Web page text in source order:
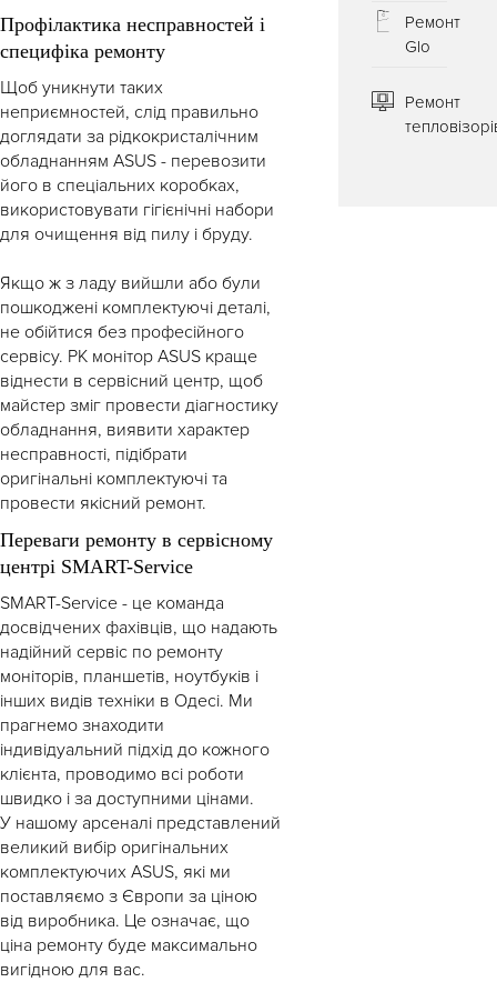
Профілактика несправностей і
специфіка ремонту
Щоб уникнути таких
неприємностей, слід правильно
доглядати за рідкокристалічним
обладнанням ASUS - перевозити
його в спеціальних коробках,
використовувати гігієнічні набори
для очищення від пилу і бруду.
Якщо ж з ладу вийшли або були
пошкоджені комплектуючі деталі,
не обійтися без професійного
сервісу. РК монітор ASUS краще
віднести в сервісний центр, щоб
майстер зміг провести діагностику
обладнання, виявити характер
несправності, підібрати
оригінальні комплектуючі та
провести якісний ремонт.
Переваги ремонту в сервісному
центрі SMART-Service
SMART-Service - це команда
досвідчених фахівців, що надають
надійний сервіс по ремонту
моніторів, планшетів, ноутбуків і
інших видів техніки в Одесі. Ми
прагнемо знаходити
індивідуальний підхід до кожного
клієнта, проводимо всі роботи
швидко і за доступними цінами.
У нашому арсеналі представлений
великий вибір оригінальних
комплектуючих ASUS, які ми
поставляємо з Європи за ціною
від виробника. Це означає, що
ціна ремонту буде максимально
вигідною для вас.
Ремонт
Glo
Ремонт